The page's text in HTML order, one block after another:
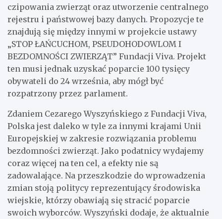
czipowania zwierząt oraz utworzenie centralnego
rejestru i państwowej bazy danych. Propozycje te
znajdują się między innymi w projekcie ustawy
„STOP ŁAŃCUCHOM, PSEUDOHODOWLOM I
BEZDOMNOŚCI ZWIERZĄT” Fundacji Viva. Projekt
ten musi jednak uzyskać poparcie 100 tysięcy
obywateli do 24 września, aby mógł być
rozpatrzony przez parlament.
Zdaniem Cezarego Wyszyńskiego z Fundacji Viva,
Polska jest daleko w tyle za innymi krajami Unii
Europejskiej w zakresie rozwiązania problemu
bezdomności zwierząt. Jako podatnicy wydajemy
coraz więcej na ten cel, a efekty nie są
zadowalające. Na przeszkodzie do wprowadzenia
zmian stoją politycy reprezentujący środowiska
wiejskie, którzy obawiają się stracić poparcie
swoich wyborców. Wyszyński dodaje, że aktualnie